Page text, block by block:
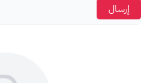
ملاحظة هامة:
إرسال